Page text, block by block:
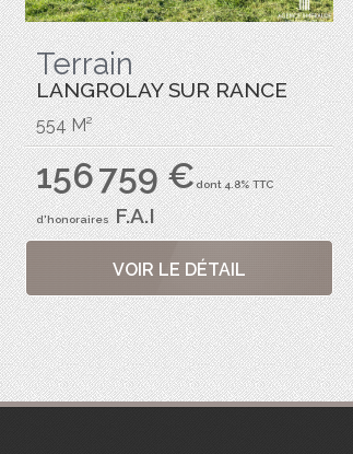
Terrain
LANGROLAY SUR RANCE
554 M²
156 759 €dont 4.8% TTC
d'honorairesF.A.I
VOIR LE DÉTAIL